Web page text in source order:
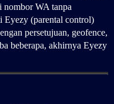
nombor WA tanpa
Eyezy (parental control)
persetujuan, geofence,
beberapa, akhirnya Eyezy